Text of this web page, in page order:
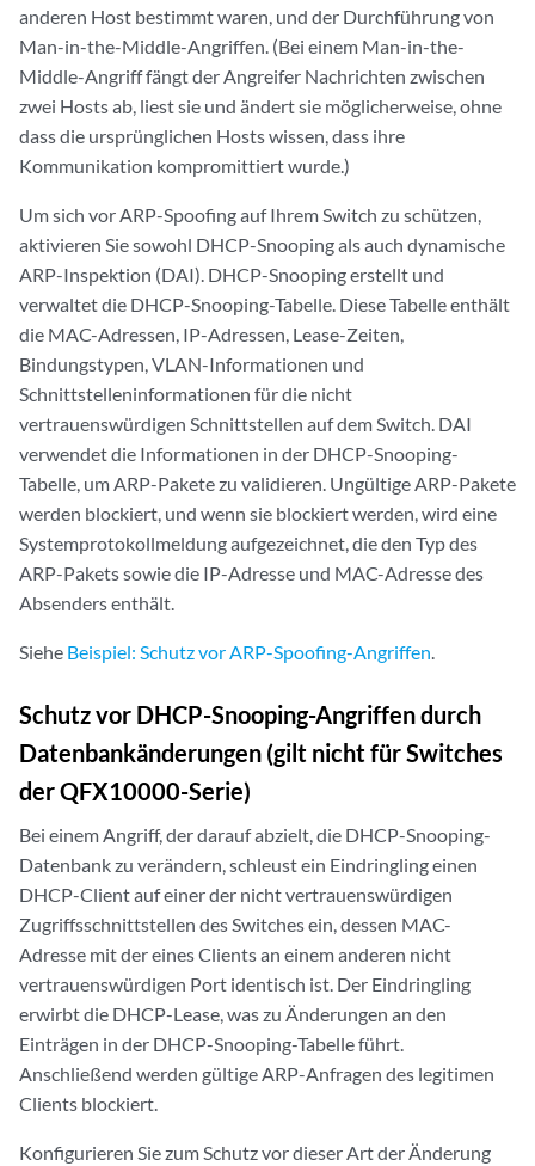
anderen Host bestimmt waren, und der Durchführung von
Man-in-the-Middle-Angriffen. (Bei einem Man-in-the-
Middle-Angriff fängt der Angreifer Nachrichten zwischen
zwei Hosts ab, liest sie und ändert sie möglicherweise, ohne
dass die ursprünglichen Hosts wissen, dass ihre
Kommunikation kompromittiert wurde.)
Um sich vor ARP-Spoofing auf Ihrem Switch zu schützen,
aktivieren Sie sowohl DHCP-Snooping als auch dynamische
ARP-Inspektion (DAI). DHCP-Snooping erstellt und
verwaltet die DHCP-Snooping-Tabelle. Diese Tabelle enthält
die MAC-Adressen, IP-Adressen, Lease-Zeiten,
Bindungstypen, VLAN-Informationen und
Schnittstelleninformationen für die nicht
vertrauenswürdigen Schnittstellen auf dem Switch. DAI
verwendet die Informationen in der DHCP-Snooping-
Tabelle, um ARP-Pakete zu validieren. Ungültige ARP-Pakete
werden blockiert, und wenn sie blockiert werden, wird eine
Systemprotokollmeldung aufgezeichnet, die den Typ des
ARP-Pakets sowie die IP-Adresse und MAC-Adresse des
Absenders enthält.
Siehe Beispiel: Schutz vor ARP-Spoofing-Angriffen.
Schutz vor DHCP-Snooping-Angriffen durch
Datenbankänderungen (gilt nicht für Switches
der QFX10000-Serie)
Bei einem Angriff, der darauf abzielt, die DHCP-Snooping-
Datenbank zu verändern, schleust ein Eindringling einen
DHCP-Client auf einer der nicht vertrauenswürdigen
Zugriffsschnittstellen des Switches ein, dessen MAC-
Adresse mit der eines Clients an einem anderen nicht
vertrauenswürdigen Port identisch ist. Der Eindringling
erwirbt die DHCP-Lease, was zu Änderungen an den
Einträgen in der DHCP-Snooping-Tabelle führt.
Anschließend werden gültige ARP-Anfragen des legitimen
Clients blockiert.
Konfigurieren Sie zum Schutz vor dieser Art der Änderung